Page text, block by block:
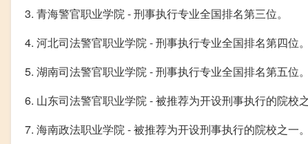
3. 青海警官职业学院 - 刑事执行专业全国排名第三位。
4. 河北司法警官职业学院 - 刑事执行专业全国排名第四位。
5. 湖南司法警官职业学院 - 刑事执行专业全国排名第五位。
6. 山东司法警官职业学院 - 被推荐为开设刑事执行的院校之
7. 海南政法职业学院 - 被推荐为开设刑事执行的院校之一。